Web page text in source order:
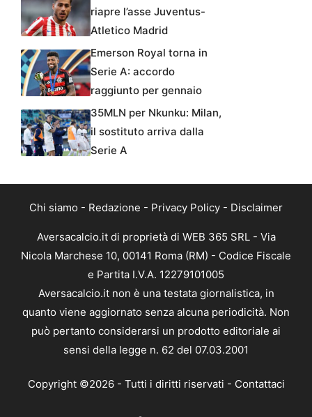
riapre l’asse Juventus-
Atletico Madrid
Emerson Royal torna in
Serie A: accordo
raggiunto per gennaio
35MLN per Nkunku: Milan,
il sostituto arriva dalla
Serie A
Chi siamo - Redazione - Privacy Policy - Disclaimer
Aversacalcio.it di proprietà di WEB 365 SRL - Via
Nicola Marchese 10, 00141 Roma (RM) - Codice Fiscale
e Partita I.V.A. 12279101005
Aversacalcio.it non è una testata giornalistica, in
quanto viene aggiornato senza alcuna periodicità. Non
può pertanto considerarsi un prodotto editoriale ai
sensi della legge n. 62 del 07.03.2001
Copyright ©2026 - Tutti i diritti riservati - Contattaci